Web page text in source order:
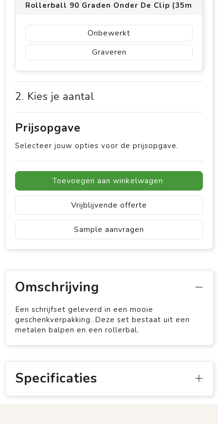
Rollerball 90 Graden Onder De Clip (35mm x
Onbewerkt
Graveren
2. Kies je aantal
Prijsopgave
Selecteer jouw opties voor de prijsopgave.
Toevoegen aan winkelwagen
Vrijblijvende offerte
Sample aanvragen
Omschrijving
Een schrijfset geleverd in een mooie
geschenkverpakking. Deze set bestaat uit een
metalen balpen en een rollerbal.
Specificaties